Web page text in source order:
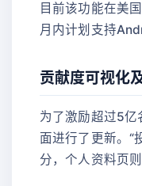
目前该功能在美
月内计划支持
贡献度可视化
为了激励超过5亿
面进行了更新。“
分，个人资料页